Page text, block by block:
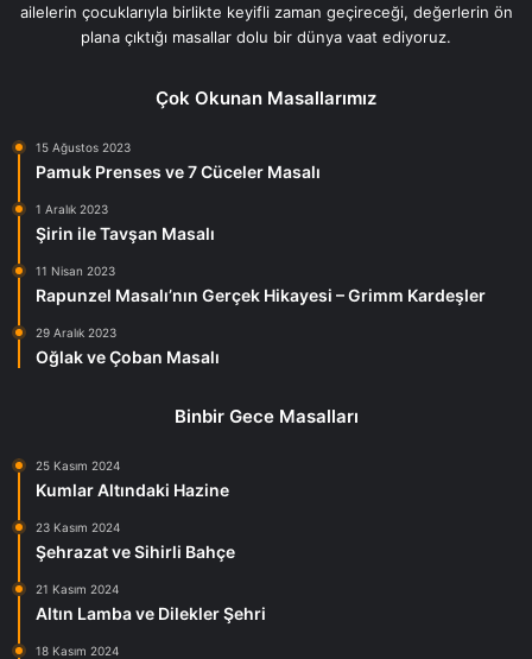
ailelerin çocuklarıyla birlikte keyifli zaman geçireceği, değerlerin ön
plana çıktığı masallar dolu bir dünya vaat ediyoruz.
Çok Okunan Masallarımız
15 Ağustos 2023
Pamuk Prenses ve 7 Cüceler Masalı
1 Aralık 2023
Şirin ile Tavşan Masalı
11 Nisan 2023
Rapunzel Masalı’nın Gerçek Hikayesi – Grimm Kardeşler
29 Aralık 2023
Oğlak ve Çoban Masalı
Binbir Gece Masalları
25 Kasım 2024
Kumlar Altındaki Hazine
23 Kasım 2024
Şehrazat ve Sihirli Bahçe
21 Kasım 2024
Altın Lamba ve Dilekler Şehri
18 Kasım 2024